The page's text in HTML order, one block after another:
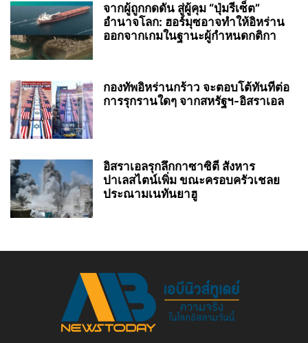
จากผู้ถูกกดดัน สู่ผู้คุม “ปุ่มรีเซ็ต”
อำนาจโลก: ฮอร์มุซอาจทำให้อิหร่าน
ออกจากเกมในฐานะผู้กำหนดกติกา
กองทัพอิหร่านกร้าว จะตอบโต้ทันทีต่อ
การรุกรานใดๆ จากสหรัฐฯ-อิสราเอล
อิสราเอลรุกลึกกาซาซิตี สังหาร
ปาเลสไตน์เพิ่ม ขณะครอบครัวเชลย
ประณามเนทันยาฮู